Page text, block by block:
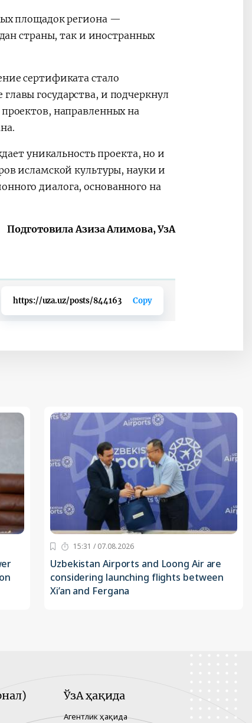
площадок региона —
страны, так и иностранных
сертификата стало
государства, и подчеркнул
направленных на
уникальность проекта, но и
исламской культуры, науки и
диалога, основанного на
Подготовила Азиза Алимова, УзА
https://uza.uz/posts/844163 Copy
15:31 / 07.08.2026
Uzbekistan Airports and Loong Air are
considering launching flights between
Xi’an and Fergana
ЎзА ҳақида
Агентлик ҳақида